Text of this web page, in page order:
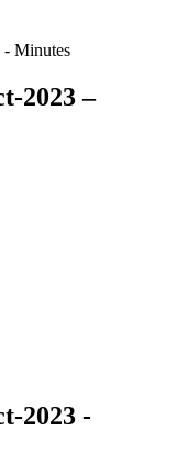
- Minutes
2023 –
2023 -